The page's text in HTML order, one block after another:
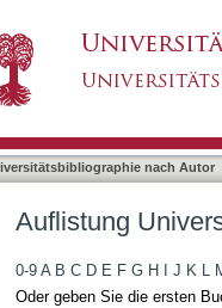
nach Autor
Auflistung
0-9 A B C D E F G H J K L
Oder geben Sie die ersten